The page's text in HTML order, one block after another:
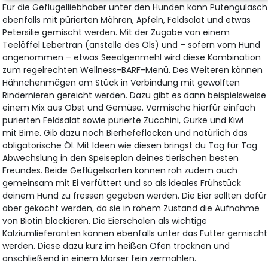
Für die Geflügelliebhaber unter den Hunden kann Putengulasch
ebenfalls mit pürierten Möhren, Äpfeln, Feldsalat und etwas
Petersilie gemischt werden. Mit der Zugabe von einem
Teelöffel Lebertran (anstelle des Öls) und – sofern vom Hund
angenommen – etwas Seealgenmehl wird diese Kombination
zum regelrechten Wellness-BARF-Menü. Des Weiteren können
Hähnchenmägen am Stück in Verbindung mit gewolften
Rindernieren gereicht werden. Dazu gibt es dann beispielsweise
einem Mix aus Obst und Gemüse. Vermische hierfür einfach
pürierten Feldsalat sowie pürierte Zucchini, Gurke und Kiwi
mit Birne. Gib dazu noch Bierhefeflocken und natürlich das
obligatorische Öl. Mit Ideen wie diesen bringst du Tag für Tag
Abwechslung in den Speiseplan deines tierischen besten
Freundes. Beide Geflügelsorten können roh zudem auch
gemeinsam mit Ei verfüttert und so als ideales Frühstück
deinem Hund zu fressen gegeben werden. Die Eier sollten dafür
aber gekocht werden, da sie in rohem Zustand die Aufnahme
von Biotin blockieren. Die Eierschalen als wichtige
Kalziumlieferanten können ebenfalls unter das Futter gemischt
werden. Diese dazu kurz im heißen Ofen trocknen und
anschließend in einem Mörser fein zermahlen.